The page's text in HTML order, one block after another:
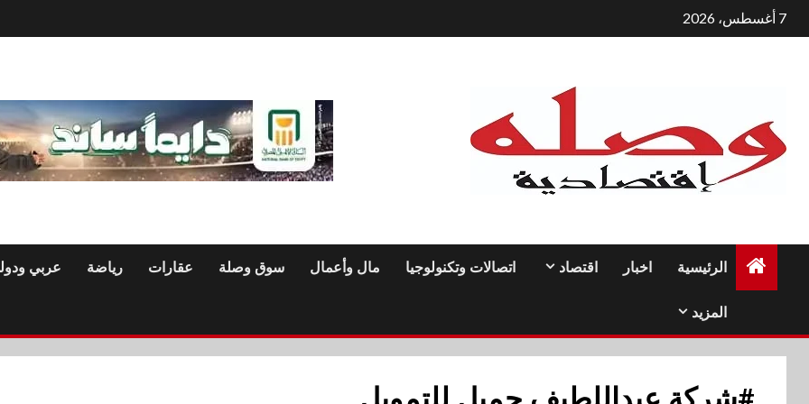
التجاوز
إلى
7 أغسطس، 2026
الرئيسية اخبار اقتصاد اتصالات وتكنولوجيا مال وأعمال سوق وصلة عقارات رياضة عربي
المزيد